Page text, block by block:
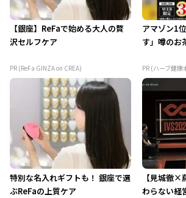
【銀座】ReFaで始める大人の贅
沢セルフケア
PR (ReFa GINZA on CREA)
アマゾン1
す」噂のお
PR (ハーブ健康
特別な名入れギフトも！ 銀座で選
ぶReFaの上質ケア
【見城徹×
わらない経